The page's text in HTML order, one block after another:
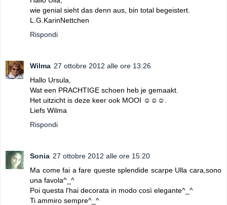
wie genial sieht das denn aus, bin total begeistert.
L.G.KarinNettchen
Rispondi
Wilma 27 ottobre 2012 alle ore 13:26
Hallo Ursula,
Wat een PRACHTIGE schoen heb je gemaakt.
Het uitzicht is deze keer ook MOOI ☺☺☺.
Liefs Wilma
Rispondi
Sonia 27 ottobre 2012 alle ore 15:20
Ma come fai a fare queste splendide scarpe Ulla cara,sono
una favola^_^
Poi questa l'hai decorata in modo così elegante^_^
Ti ammiro sempre^_^